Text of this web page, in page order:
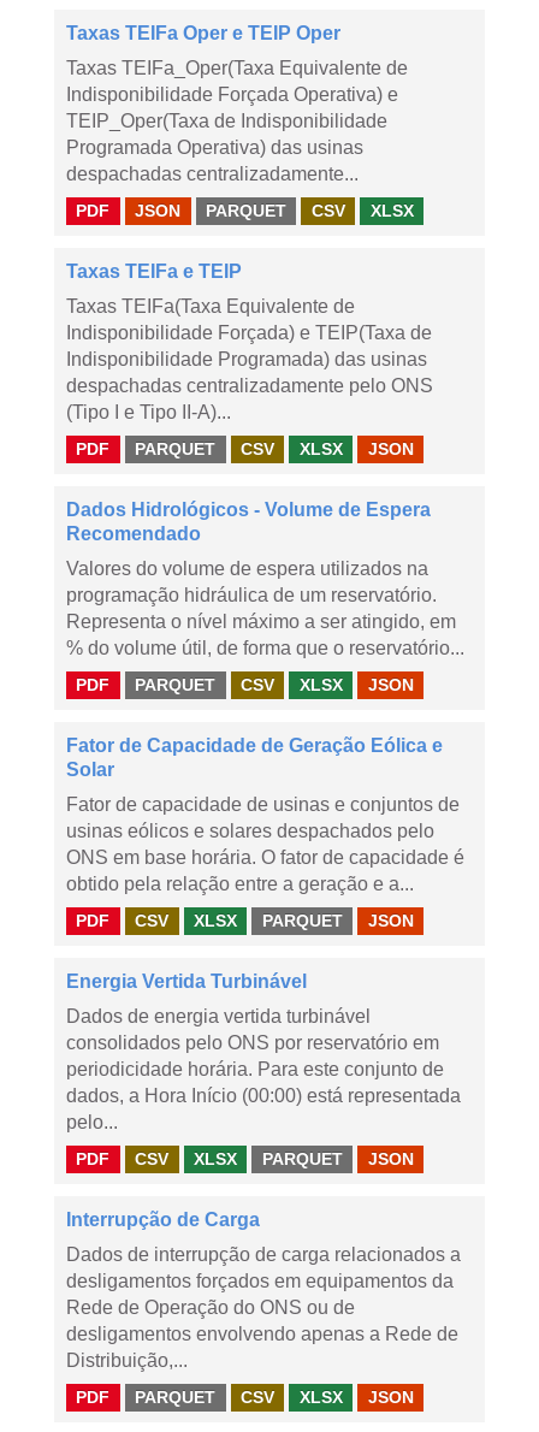
Taxas TEIFa Oper e TEIP Oper
Taxas TEIFa_Oper(Taxa Equivalente de
Indisponibilidade Forçada Operativa) e
TEIP_Oper(Taxa de Indisponibilidade
Programada Operativa) das usinas
despachadas centralizadamente...
PDF JSON PARQUET CSV XLSX
Taxas TEIFa e TEIP
Taxas TEIFa(Taxa Equivalente de
Indisponibilidade Forçada) e TEIP(Taxa de
Indisponibilidade Programada) das usinas
despachadas centralizadamente pelo ONS
(Tipo I e Tipo II-A)...
PDF PARQUET CSV XLSX JSON
Dados Hidrológicos - Volume de Espera
Recomendado
Valores do volume de espera utilizados na
programação hidráulica de um reservatório.
Representa o nível máximo a ser atingido, em
% do volume útil, de forma que o reservatório...
PDF PARQUET CSV XLSX JSON
Fator de Capacidade de Geração Eólica e
Solar
Fator de capacidade de usinas e conjuntos de
usinas eólicos e solares despachados pelo
ONS em base horária. O fator de capacidade é
obtido pela relação entre a geração e a...
PDF CSV XLSX PARQUET JSON
Energia Vertida Turbinável
Dados de energia vertida turbinável
consolidados pelo ONS por reservatório em
periodicidade horária. Para este conjunto de
dados, a Hora Início (00:00) está representada
pelo...
PDF CSV XLSX PARQUET JSON
Interrupção de Carga
Dados de interrupção de carga relacionados a
desligamentos forçados em equipamentos da
Rede de Operação do ONS ou de
desligamentos envolvendo apenas a Rede de
Distribuição,...
PDF PARQUET CSV XLSX JSON